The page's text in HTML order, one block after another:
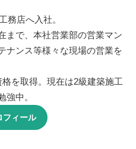
務店へ入社。
まで、本社営業部の営業マン
ナンス等様々な現場の営業を
を取得。現在は2級建築施工
強中。
フィール